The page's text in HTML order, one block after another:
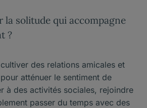
la solitude qui accompagne
?
des relations amicales et
atténuer le sentiment de
à des activités sociales, rejoindre
passer du temps avec des